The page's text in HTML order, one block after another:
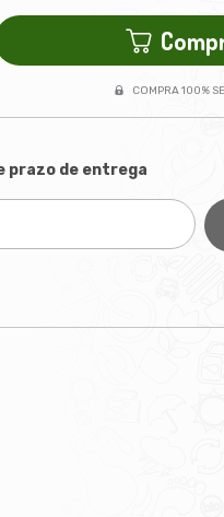
COMPRA 100%
prazo de entrega